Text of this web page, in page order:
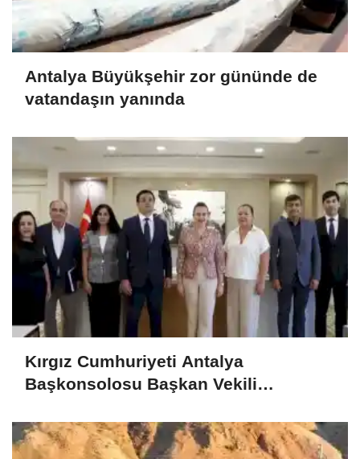
Antalya Büyükşehir zor gününde de
vatandaşın yanında
Kırgız Cumhuriyeti Antalya
Başkonsolosu Başkan Vekili